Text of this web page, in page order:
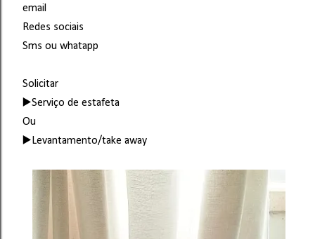
email
Redes sociais
Sms ou whatapp
Solicitar
▶️Serviço de estafeta
Ou
▶️Levantamento/take away